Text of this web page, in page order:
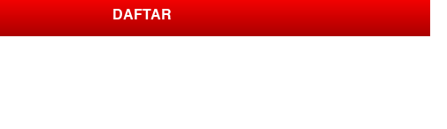
DAFTAR